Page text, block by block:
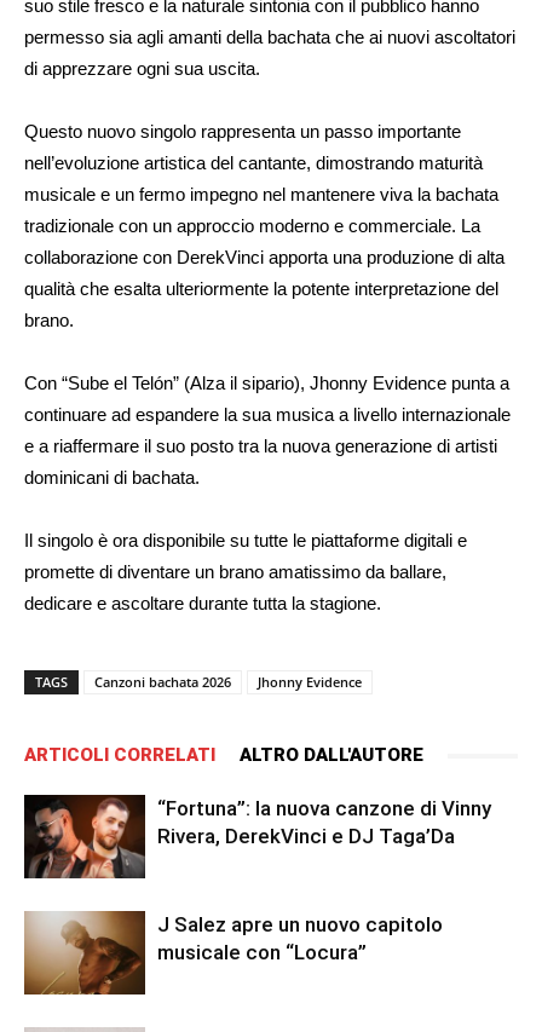
suo stile fresco e la naturale sintonia con il pubblico hanno
permesso sia agli amanti della bachata che ai nuovi ascoltatori
di apprezzare ogni sua uscita.
Questo nuovo singolo rappresenta un passo importante
nell’evoluzione artistica del cantante, dimostrando maturità
musicale e un fermo impegno nel mantenere viva la bachata
tradizionale con un approccio moderno e commerciale. La
collaborazione con DerekVinci apporta una produzione di alta
qualità che esalta ulteriormente la potente interpretazione del
brano.
Con “Sube el Telón” (Alza il sipario), Jhonny Evidence punta a
continuare ad espandere la sua musica a livello internazionale
e a riaffermare il suo posto tra la nuova generazione di artisti
dominicani di bachata.
Il singolo è ora disponibile su tutte le piattaforme digitali e
promette di diventare un brano amatissimo da ballare,
dedicare e ascoltare durante tutta la stagione.
TAGS Canzoni bachata 2026 Jhonny Evidence
ARTICOLI CORRELATI ALTRO DALL'AUTORE
“Fortuna”: la nuova canzone di Vinny
Rivera, DerekVinci e DJ Taga’Da
J Salez apre un nuovo capitolo
musicale con “Locura”